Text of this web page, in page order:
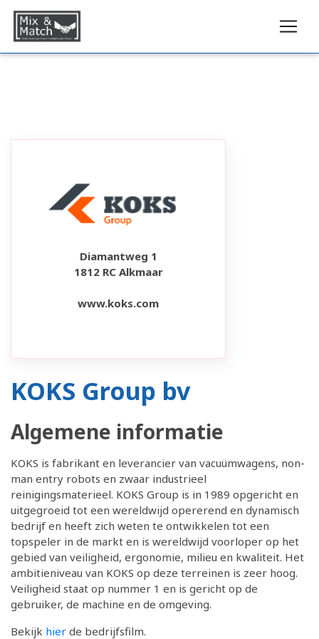
Diamantweg 1
1812 RC Alkmaar
www.koks.com
KOKS Group bv
Algemene informatie
KOKS is fabrikant en leverancier van vacuümwagens, non-
man entry robots en zwaar industrieel
reinigingsmaterieel. KOKS Group is in 1989 opgericht en
uitgegroeid tot een wereldwijd opererend en dynamisch
bedrijf en heeft zich weten te ontwikkelen tot een
topspeler in de markt en is wereldwijd voorloper op het
gebied van veiligheid, ergonomie, milieu en kwaliteit. Het
ambitieniveau van KOKS op deze terreinen is zeer hoog.
Veiligheid staat op nummer 1 en is gericht op de
gebruiker, de machine en de omgeving.
Bekijk hier de bedrijfsfilm.